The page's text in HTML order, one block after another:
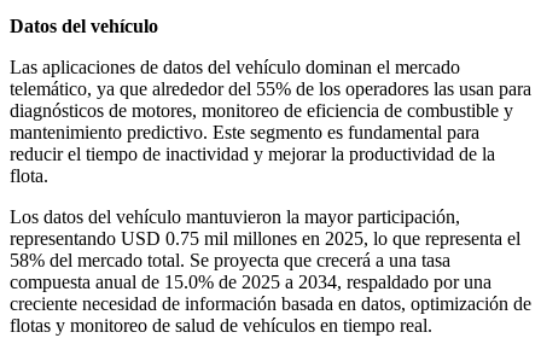
Datos del vehículo
Las aplicaciones de datos del vehículo dominan el mercado
telemático, ya que alrededor del 55% de los operadores las usan para
diagnósticos de motores, monitoreo de eficiencia de combustible y
mantenimiento predictivo. Este segmento es fundamental para
reducir el tiempo de inactividad y mejorar la productividad de la
flota.
Los datos del vehículo mantuvieron la mayor participación,
representando USD 0.75 mil millones en 2025, lo que representa el
58% del mercado total. Se proyecta que crecerá a una tasa
compuesta anual de 15.0% de 2025 a 2034, respaldado por una
creciente necesidad de información basada en datos, optimización de
flotas y monitoreo de salud de vehículos en tiempo real.